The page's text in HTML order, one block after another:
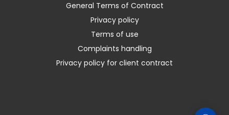
General Terms of Contract
Privacy policy
Terms of use
Complaints handling
Privacy policy for client contract